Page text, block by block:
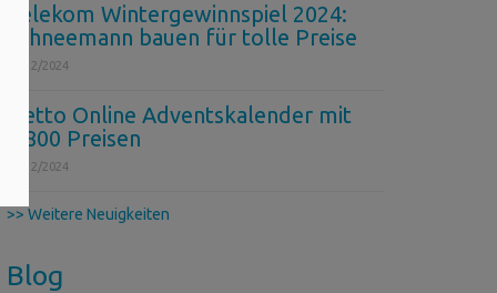
Telekom Wintergewinnspiel 2024:
Schneemann bauen für tolle Preise
06/12/2024
Netto Online Adventskalender mit
1.800 Preisen
04/12/2024
>> Weitere Neuigkeiten
Blog